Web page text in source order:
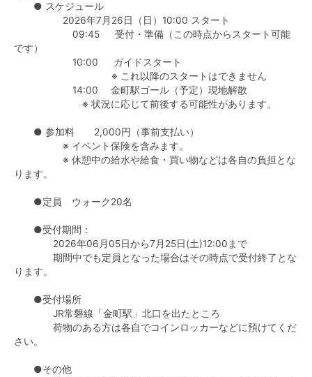
● スケジュール
2026年7月26日（日）10:00 スタート
09:45 受付・準備（この時点からスタート可能
です）
10:00 ガイドスタート
※ これ以降のスタートはできません
14:00 金町駅ゴール（予定）現地解散
※ 状況に応じて前後する可能性があります。
● 参加料 2,000円（事前支払い）
※ イベント保険を含みます。
※ 休憩中の給水や給食・買い物などは各自の負担とな
ります。
●定員 ウォーク20名
●受付期間：
2026年06月05日から7月25日(土)12:00まで
期間中でも定員となった場合はその時点で受付終了とな
ります。
●受付場所
JR常磐線「金町駅」北口を出たところ
荷物のある方は各自でコインロッカーなどに預けてくだ
さい。
●その他